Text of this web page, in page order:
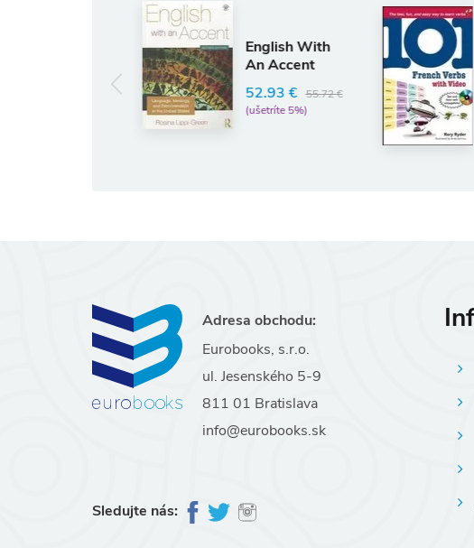
English With
An Accent
52.93 € 55.72 €
(ušetríte 5%)
Anglický jazyk
101 French
Verbs with
Videos for
iPod
RORY RYDER
13.05 € 13.74 €
(ušetríte 5%)
Adresa obchodu:
Eurobooks, s.r.o.
ul. Jesenského 5-9
811 01 Bratislava
info@eurobooks.sk
Sledujte nás: